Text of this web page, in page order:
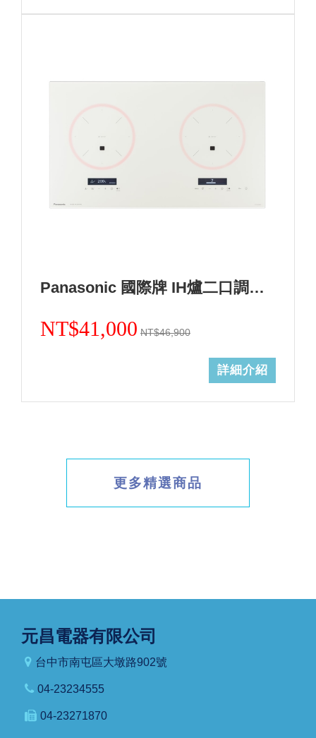
Panasonic 國際牌 IH爐二口調理爐白色KY-A1W70-W (無安裝)
NT$41,000 NT$46,900
詳細介紹
更多精選商品
元昌電器有限公司
台中市南屯區大墩路902號
04-23234555
04-23271870